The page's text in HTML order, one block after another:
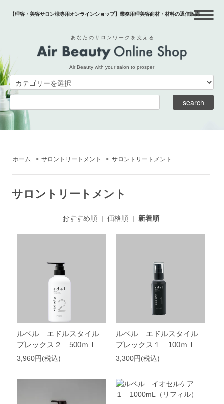
【理容・美容サロン様専用オンラインショップ】業務用理美容商材・材料の通信販売
あなたのサロンワークを支える
Air Beauty with your salon to prosper
ホーム > サロントリートメント > サロントリートメント
サロントリートメント
おすすめ順| 価格順| 新着順
ルベル エドルスタイル
プレックス２ 500ｍｌ
3,960円(税込)
ルベル エドルスタイル
プレックス１ 100ｍｌ
3,300円(税込)